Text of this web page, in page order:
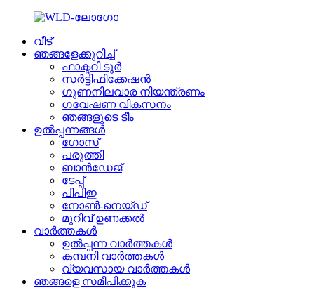
വീട്
ഞങ്ങളേക്കുറിച്ച്
ഫാക്ടറി ടൂർ
സർട്ടിഫിക്കേഷൻ
ഗുണനിലവാര നിയന്ത്രണം
ഗവേഷണ വികസനം
ഞങ്ങളുടെ ടീം
ഉൽപ്പന്നങ്ങൾ
ഗോസ്
പരുത്തി
ബാൻഡേജ്
ടേപ്പ്
പിപിഇ
നോൺ-നെയ്‌ഡ്
മുറിവ് ഉണക്കൽ
വാർത്തകൾ
ഉൽപ്പന്ന വാർത്തകൾ
കമ്പനി വാർത്തകൾ
വ്യവസായ വാർത്തകൾ
ഞങ്ങളെ സമീപിക്കുക